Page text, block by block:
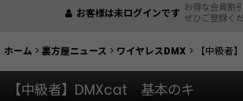
お客様は未ログインです お得な会員割
ぜひご登録く
ホーム > 裏方屋ニュース > ワイヤレスDMX > 【中級
【中級者】DMXcat 基本のキ